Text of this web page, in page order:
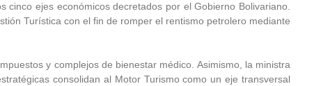
ejes económicos decretados por el Gobierno Bolivariano.
Turística con el fin de romper el rentismo petrolero mediante
y complejos de bienestar médico. Asimismo, la ministra
consolidan al Motor Turismo como un eje transversal